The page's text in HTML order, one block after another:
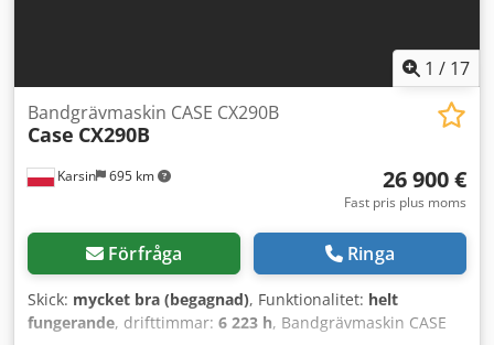
1 / 17
Karsin 695 km
Bandgrävmaskin CASE CX290B
Case CX290B
26 900 €
Fast pris plus moms
Förfråga Ringa
Skick: mycket bra (begagnad), Funktionalitet: helt
fungerande, drifttimmar: 6 223 h, Bandgrävmaskin CASE